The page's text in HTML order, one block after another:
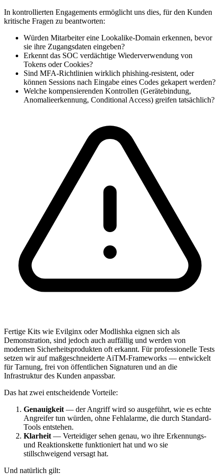
In kontrollierten Engagements ermöglicht uns dies, für den Kunden
kritische Fragen zu beantworten:
Würden Mitarbeiter eine Lookalike-Domain erkennen, bevor
sie ihre Zugangsdaten eingeben?
Erkennt das SOC verdächtige Wiederverwendung von
Tokens oder Cookies?
Sind MFA-Richtlinien wirklich phishing-resistent, oder
können Sessions nach Eingabe eines Codes gekapert werden?
Welche kompensierenden Kontrollen (Gerätebindung,
Anomalieerkennung, Conditional Access) greifen tatsächlich?
Fertige Kits wie Evilginx oderModlishka eignen sich als
Demonstration, sind jedoch auch auffällig und werden von
modernen Sicherheitsprodukten oft erkannt. Für professionelle Tests
setzen wir aufmaßgeschneiderte AiTM-Frameworks — entwickelt
für Tarnung, frei von öffentlichen Signaturen und an die
Infrastruktur des Kunden anpassbar.
Das hat zwei entscheidende Vorteile:
Genauigkeit — der Angriff wird so ausgeführt, wie es echte
Angreifer tun würden, ohne Fehlalarme, die durch Standard-
Tools entstehen.
Klarheit — Verteidiger sehen genau, wo ihre Erkennungs-
und Reaktionskette funktioniert hat und wo sie
stillschweigend versagt hat.
Und natürlich gilt: